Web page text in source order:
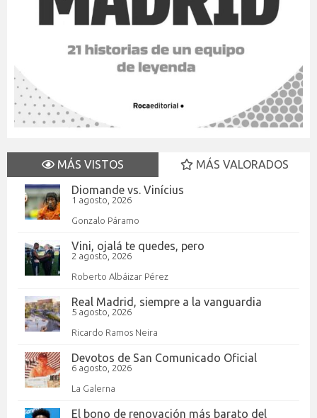
MÁS VISTOS
MÁS VALORADOS
Diomande vs. Vinícius
1 agosto, 2026
Gonzalo Páramo
Vini, ojalá te quedes, pero
2 agosto, 2026
Roberto Albáizar Pérez
Real Madrid, siempre a la vanguardia
5 agosto, 2026
Ricardo Ramos Neira
Devotos de San Comunicado Oficial
6 agosto, 2026
La Galerna
El bono de renovación más barato del